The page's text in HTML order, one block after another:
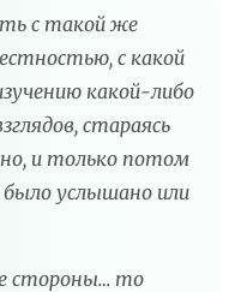
с такой же
с какой
какой-либо
стараясь
и только потом
услышано или
стороны… то